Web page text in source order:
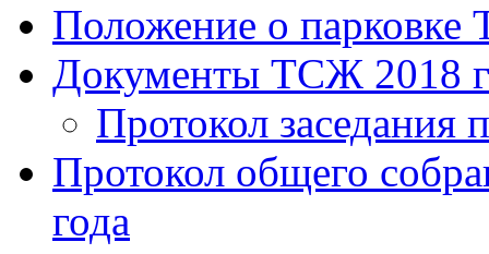
Положение о парковке
Документы ТСЖ 2018
Протокол заседания
Протокол общего
года